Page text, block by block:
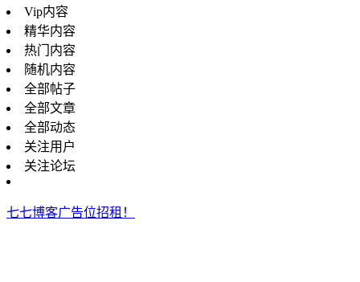
Vip内容
精华内容
热门内容
随机内容
全部帖子
全部文章
全部动态
关注用户
关注论坛
七七博客广告位招租！